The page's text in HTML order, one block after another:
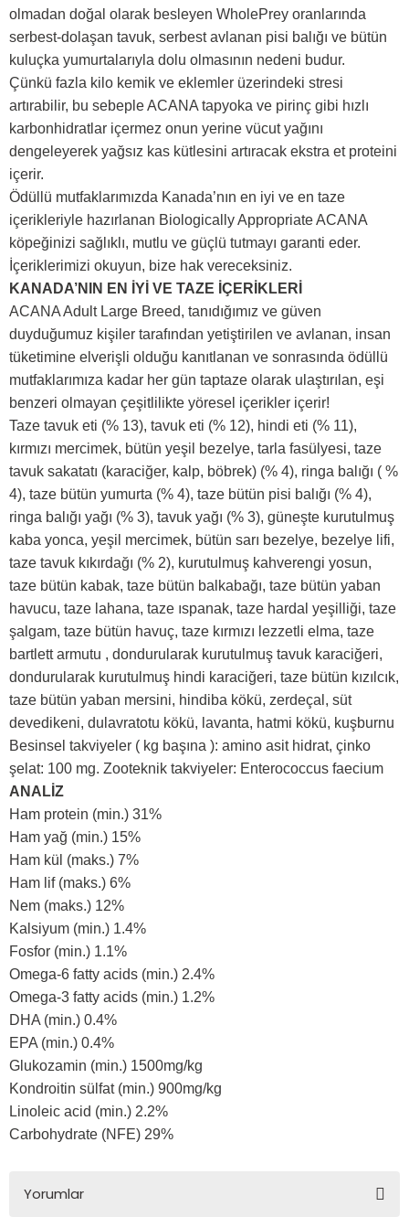
olmadan doğal olarak besleyen WholePrey oranlarında
serbest-dolaşan tavuk, serbest avlanan pisi balığı ve bütün
kuluçka yumurtalarıyla dolu olmasının nedeni budur.
Çünkü fazla kilo kemik ve eklemler üzerindeki stresi
artırabilir, bu sebeple ACANA tapyoka ve pirinç gibi hızlı
karbonhidratlar içermez onun yerine vücut yağını
dengeleyerek yağsız kas kütlesini artıracak ekstra et proteini
içerir.
Ödüllü mutfaklarımızda Kanada’nın en iyi ve en taze
içerikleriyle hazırlanan Biologically Appropriate ACANA
köpeğinizi sağlıklı, mutlu ve güçlü tutmayı garanti eder.
İçeriklerimizi okuyun, bize hak vereceksiniz.
KANADA’NIN EN İYİ VE TAZE İÇERİKLERİ
ACANA Adult Large Breed, tanıdığımız ve güven
duyduğumuz kişiler tarafından yetiştirilen ve avlanan, insan
tüketimine elverişli olduğu kanıtlanan ve sonrasında ödüllü
mutfaklarımıza kadar her gün taptaze olarak ulaştırılan, eşi
benzeri olmayan çeşitlilikte yöresel içerikler içerir!
Taze tavuk eti (% 13), tavuk eti (% 12), hindi eti (% 11),
kırmızı mercimek, bütün yeşil bezelye, tarla fasülyesi, taze
tavuk sakatatı (karaciğer, kalp, böbrek) (% 4), ringa balığı ( %
4), taze bütün yumurta (% 4), taze bütün pisi balığı (% 4),
ringa balığı yağı (% 3), tavuk yağı (% 3), güneşte kurutulmuş
kaba yonca, yeşil mercimek, bütün sarı bezelye, bezelye lifi,
taze tavuk kıkırdağı (% 2), kurutulmuş kahverengi yosun,
taze bütün kabak, taze bütün balkabağı, taze bütün yaban
havucu, taze lahana, taze ıspanak, taze hardal yeşilliği, taze
şalgam, taze bütün havuç, taze kırmızı lezzetli elma, taze
bartlett armutu , dondurularak kurutulmuş tavuk karaciğeri,
dondurularak kurutulmuş hindi karaciğeri, taze bütün kızılcık,
taze bütün yaban mersini, hindiba kökü, zerdeçal, süt
devedikeni, dulavratotu kökü, lavanta, hatmi kökü, kuşburnu
Besinsel takviyeler ( kg başına ): amino asit hidrat, çinko
şelat: 100 mg. Zooteknik takviyeler: Enterococcus faecium
ANALİZ
Ham protein (min.) 31%
Ham yağ (min.) 15%
Ham kül (maks.) 7%
Ham lif (maks.) 6%
Nem (maks.) 12%
Kalsiyum (min.) 1.4%
Fosfor (min.) 1.1%
Omega-6 fatty acids (min.) 2.4%
Omega-3 fatty acids (min.) 1.2%
DHA (min.) 0.4%
EPA (min.) 0.4%
Glukozamin (min.) 1500mg/kg
Kondroitin sülfat (min.) 900mg/kg
Linoleic acid (min.) 2.2%
Carbohydrate (NFE) 29%
Yorumlar